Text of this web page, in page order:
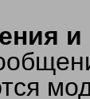
и